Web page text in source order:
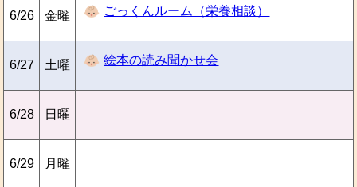
6/26 金曜 ごっくんルーム（栄養相談）
6/27 土曜 絵本の読み聞かせ会
6/28 日曜
6/29 月曜